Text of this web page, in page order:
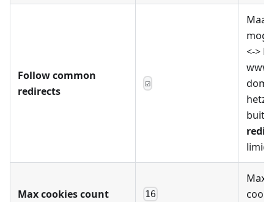
Follow common
redirects
☑
<->
Max cookies count 16